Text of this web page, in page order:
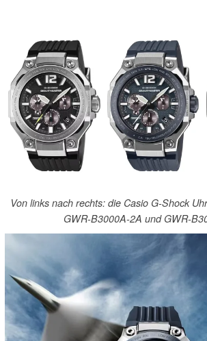
Von links nach rechts: die Casio G-Shock
GWR-B3000A-2A und GWR-